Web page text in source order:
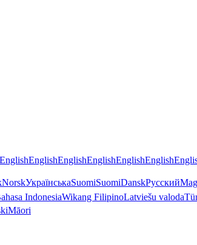
EnglishEnglishEnglishEnglishEnglishEnglish
NorskУкраїнськаSuomiSuomiDanskРусский
IndonesiaWikang FilipinoLatviešu valoda
Māori